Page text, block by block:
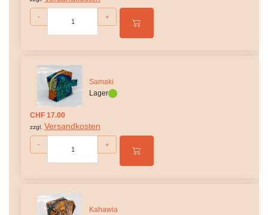
- +
Samaki
Lager
CHF 17.00
zzgl. Versandkosten
- +
Kahawia